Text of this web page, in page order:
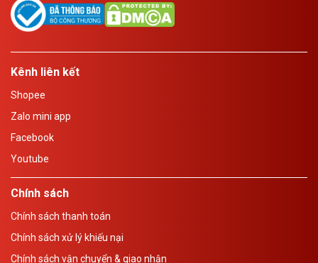
Kênh liên kết
Shopee
Zalo mini app
Facebook
Youtube
Chính sách
Chính sách thanh toán
Chính sách xử lý khiếu nại
Chính sách vận chuyển & giao nhận